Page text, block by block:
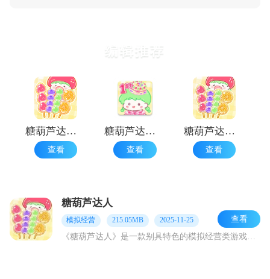
糖葫芦达人正版
查看
糖葫芦达人国际服
查看
糖葫芦达人2025
查看
糖葫芦达人
模拟经营 215.05MB 2025-11-25
《糖葫芦达人》是一款别具特色的模拟经营类游戏。它有着极为可爱的画风设计，在游戏中，玩家能够解锁形形色色的水果，这些水果都能摇身一变，成为诱人的糖葫芦。玩家需要依
查看